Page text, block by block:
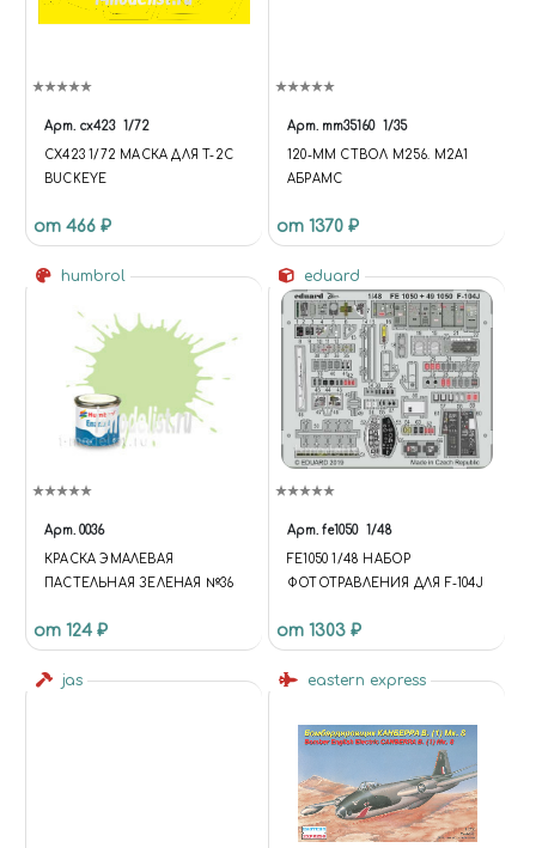
Арт. cx423 1/72
CX423 1/72 МАСКА ДЛЯ T-2C
BUCKEYE
от 466 ₽
Арт. mm35160 1/35
120-ММ СТВОЛ М256. М2А1
АБРАМС
от 1370 ₽
humbrol
Арт. 0036
КРАСКА ЭМАЛЕВАЯ
ПАСТЕЛЬНАЯ ЗЕЛЕНАЯ №36
от 124 ₽
eduard
Арт. fe1050 1/48
FE1050 1/48 НАБОР
ФОТОТРАВЛЕНИЯ ДЛЯ F-104J
от 1303 ₽
jas eastern express